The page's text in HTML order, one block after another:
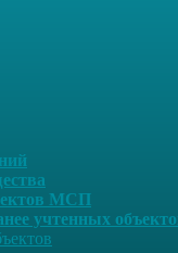
МСП
учтенных